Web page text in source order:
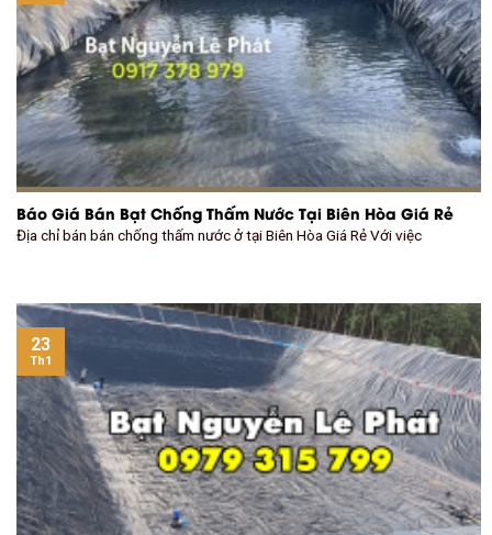
Báo Giá Bán Bạt Chống Thấm Nước Tại Biên Hòa Giá Rẻ
Địa chỉ bán bán chống thấm nước ở tại Biên Hòa Giá Rẻ Với việc
23
Th1